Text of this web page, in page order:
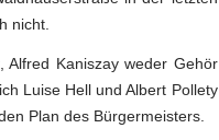
nicht.
Kaniszay weder Gehör
Luise Hell und Albert Pollety
Plan des Bürgermeisters.